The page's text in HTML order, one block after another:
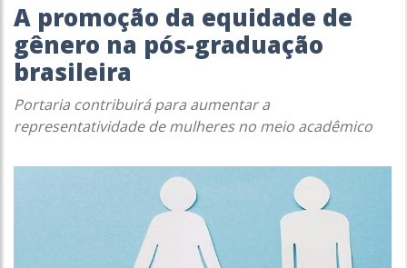
A promoção da equidade de
gênero na pós-graduação
brasileira
Portaria contribuirá para aumentar a
representatividade de mulheres no meio acadêmico